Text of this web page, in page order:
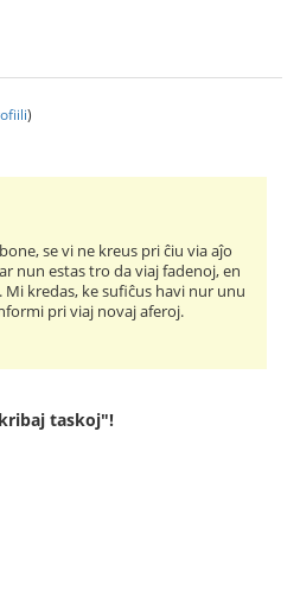
)
se vi ne kreus pri ĉiu via aĵo
nun estas tro da viaj fadenoj, en
Mi kredas, ke sufiĉus havi nur unu
pri viaj novaj aferoj.
taskoj"!